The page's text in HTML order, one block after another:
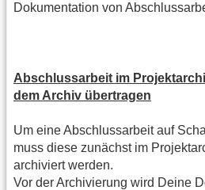
Dokumentation von
Abschlussarbeit im
dem Archiv übertragen
Um eine Abschlussarbeit auf
muss diese zunächst im
archiviert werden.
Vor der Archivierung wird Deine